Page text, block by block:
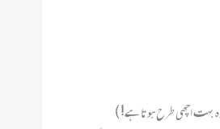
بہت اچھی طرح ہوتا ہے! )